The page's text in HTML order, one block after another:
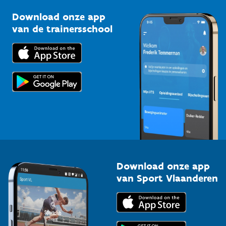
Bedrijven
Trainers en begeleiders
Topsporters
Kennisplatform
Downloads
Voor de pers
Download onze app
van de trainersschool
Download onze app
van Sport Vlaanderen